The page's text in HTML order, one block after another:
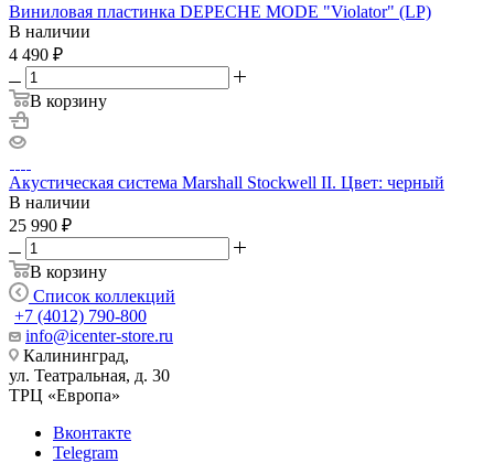
Виниловая пластинка DEPECHE MODE "Violator" (LP)
В наличии
4 490 ₽
В корзину
Акустическая система Marshall Stockwell II. Цвет: черный
В наличии
25 990 ₽
В корзину
Список коллекций
+7 (4012) 790-800
info@icenter-store.ru
Калининград,
ул. Театральная, д. 30
ТРЦ «Европа»
Вконтакте
Telegram